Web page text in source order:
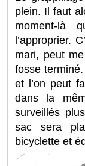
plein. Il faut
moment-là
l’approprier.
mari, peut
fosse
et l’on peut
dans la
surveillés
sac sera
bicyclette et